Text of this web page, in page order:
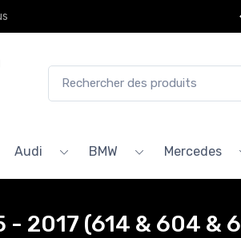
Audi BMW Mercedes
- 2017 (614 & 604 &